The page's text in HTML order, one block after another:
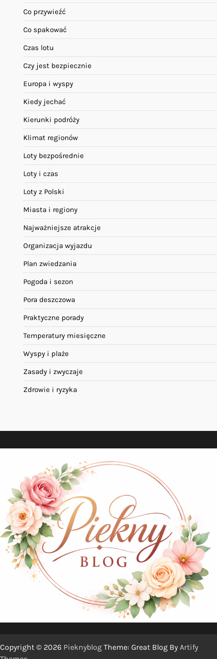
Co przywieźć
Co spakować
Czas lotu
Czy jest bezpiecznie
Europa i wyspy
Kiedy jechać
Kierunki podróży
Klimat regionów
Loty bezpośrednie
Loty i czas
Loty z Polski
Miasta i regiony
Najważniejsze atrakcje
Organizacja wyjazdu
Plan zwiedzania
Pogoda i sezon
Pora deszczowa
Praktyczne porady
Temperatury miesięczne
Wyspy i plaże
Zasady i zwyczaje
Zdrowie i ryzyka
Copyright © 2026 Pieknyblog Theme: Great Blog By Artify